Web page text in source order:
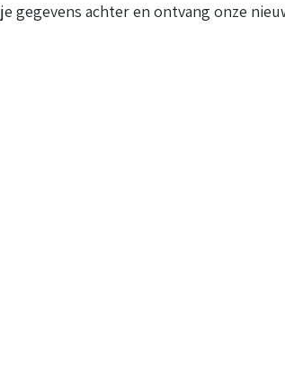
je gegevens achter en ontvang onze